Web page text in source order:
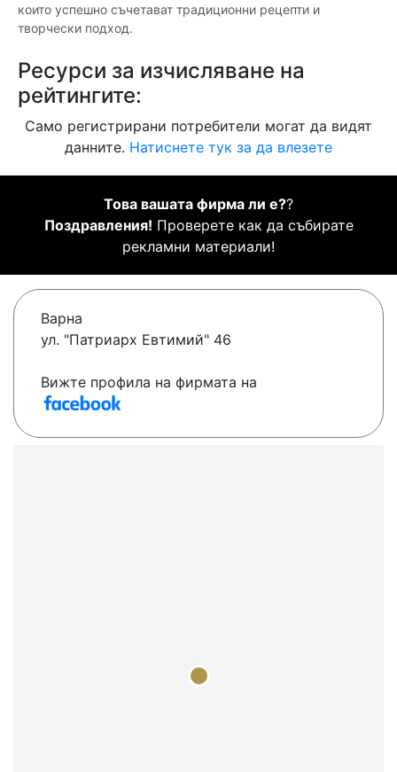
които успешно съчетават традиционни рецепти и
творчески подход.
Ресурси за изчисляване на
рейтингите:
Само регистрирани потребители могат да видят
данните. Натиснете тук за да влезете
Това вашата фирма ли е??
Поздравления! Проверете как да събирате
рекламни материали!
Варна
ул. "Патриарх Евтимий" 46
Вижте профила на фирмата на